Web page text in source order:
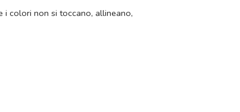
i colori non si toccano, allineano,